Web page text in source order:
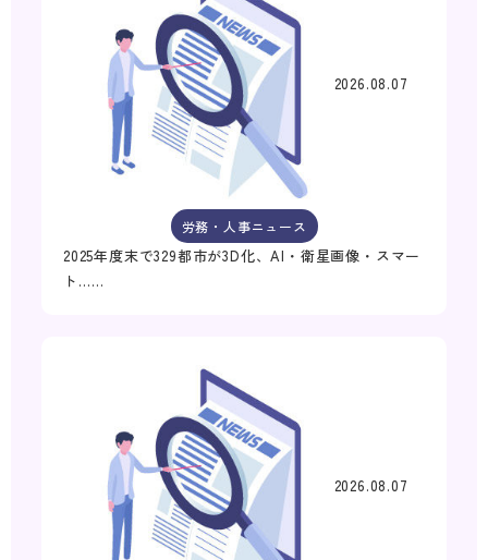
2026.08.07
労務・人事ニュース
2025年度末で329都市が3D化、AI・衛星画像・スマー
ト……
2026.08.07